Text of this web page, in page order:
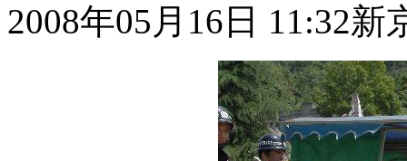
2008年05月16日 11:32新